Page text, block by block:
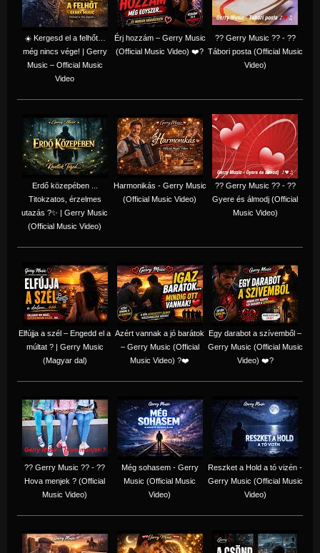
☀️ Kergesd el a felhőt…
még nincs vége! | Gerry
Music – Official Music
Video
Érj hozzám – Gerry Music
(Official Music Video) ❤️?
?? Gerry Music ?? - ??
Tábori posta (Official Music
Video)
Erdő közepében ...
Titokzatos, érzelmes
utazás ?✨ | Gerry Music
(Official Music Video)
Harmonikás - Gerry Music
(Official Music Video)
?? Gerry Music ?? - ??
Gyere és álmodj (Official
Music Video)
Elfújja a szél – Engedd el a
múltat ? | Gerry Music
(Magyar dal)
Azért vannak a jó barátok
– Gerry Music (Official
Music Video) ?❤️
Egy darabot a szívemből –
Gerry Music (Official Music
Video) ❤️?
?? Gerry Music ?? - ??
Hova menjek ? (Official
Music Video)
Még sohasem - Gerry
Music (Official Music
Video)
Reszket a Hold a tó vizén -
Gerry Music (Official Music
Video)